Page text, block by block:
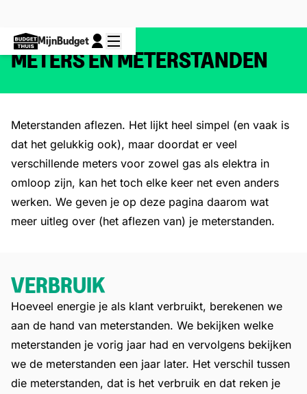
MijnBudget
METERS EN METERSTANDEN
Meterstanden aflezen. Het lijkt heel simpel (en vaak is
dat het gelukkig ook), maar doordat er veel
verschillende meters voor zowel gas als elektra in
omloop zijn, kan het toch elke keer net even anders
werken. We geven je op deze pagina daarom wat
meer uitleg over (het aflezen van) je meterstanden.
VERBRUIK
Hoeveel energie je als klant verbruikt, berekenen we
aan de hand van meterstanden. We bekijken welke
meterstanden je vorig jaar had en vervolgens bekijken
we de meterstanden een jaar later. Het verschil tussen
die meterstanden, dat is het verbruik en dat reken je